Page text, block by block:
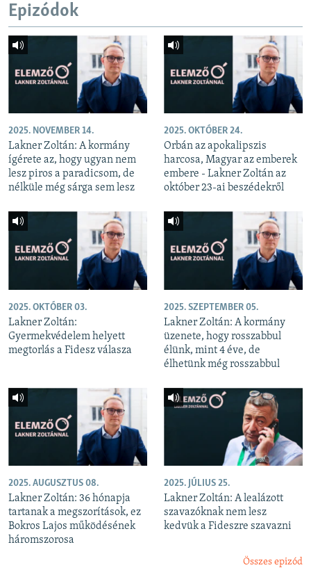
Epizódok
2025. NOVEMBER 14.
Lakner Zoltán: A kormány
ígérete az, hogy ugyan nem
lesz piros a paradicsom, de
nélküle még sárga sem lesz
2025. OKTÓBER 24.
Orbán az apokalipszis
harcosa, Magyar az emberek
embere - Lakner Zoltán az
október 23-ai beszédekről
2025. OKTÓBER 03.
Lakner Zoltán:
Gyermekvédelem helyett
megtorlás a Fidesz válasza
2025. SZEPTEMBER 05.
Lakner Zoltán: A kormány
üzenete, hogy rosszabbul
élünk, mint 4 éve, de
élhetünk még rosszabbul
2025. AUGUSZTUS 08.
Lakner Zoltán: 36 hónapja
tartanak a megszorítások, ez
Bokros Lajos működésének
háromszorosa
2025. JÚLIUS 25.
Lakner Zoltán: A lealázott
szavazóknak nem lesz
kedvük a Fideszre szavazni
Összes epizód